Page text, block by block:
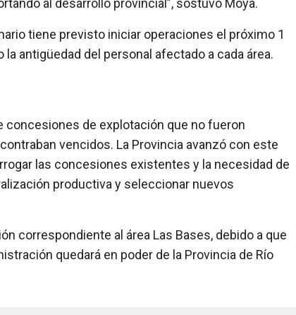
al desarrollo provincial”, sostuvo Moya.
tiene previsto iniciar operaciones el próximo 1
antigüedad del personal afectado a cada área.
concesiones de explotación que no fueron
vencidos. La Provincia avanzó con este
las concesiones existentes y la necesidad de
productiva y seleccionar nuevos
correspondiente al área Las Bases, debido a que
quedará en poder de la Provincia de Río